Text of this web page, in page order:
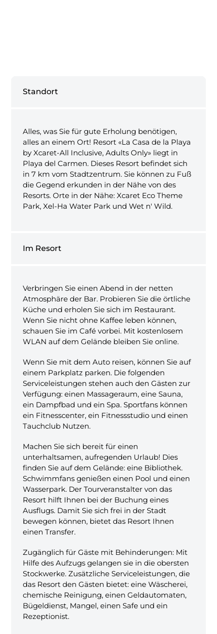
Standort
Alles, was Sie für gute Erholung benötigen,
alles an einem Ort! Resort «La Casa de la Playa
by Xcaret-All Inclusive, Adults Only» liegt in
Playa del Carmen. Dieses Resort befindet sich
in 7 km vom Stadtzentrum. Sie können zu Fuß
die Gegend erkunden in der Nähe von des
Resorts. Orte in der Nähe: Xcaret Eco Theme
Park, Xel-Ha Water Park und Wet n' Wild.
Im Resort
Verbringen Sie einen Abend in der netten
Atmosphäre der Bar. Probieren Sie die örtliche
Küche und erholen Sie sich im Restaurant.
Wenn Sie nicht ohne Kaffee leben können,
schauen Sie im Café vorbei. Mit kostenlosem
WLAN auf dem Gelände bleiben Sie online.
Wenn Sie mit dem Auto reisen, können Sie auf
einem Parkplatz parken. Die folgenden
Serviceleistungen stehen auch den Gästen zur
Verfügung: einen Massageraum, eine Sauna,
ein Dampfbad und ein Spa. Sportfans können
ein Fitnesscenter, ein Fitnessstudio und einen
Tauchclub Nutzen.
Machen Sie sich bereit für einen
unterhaltsamen, aufregenden Urlaub! Dies
finden Sie auf dem Gelände: eine Bibliothek.
Schwimmfans genießen einen Pool und einen
Wasserpark. Der Tourveranstalter von das
Resort hilft Ihnen bei der Buchung eines
Ausflugs. Damit Sie sich frei in der Stadt
bewegen können, bietet das Resort Ihnen
einen Transfer.
Zugänglich für Gäste mit Behinderungen: Mit
Hilfe des Aufzugs gelangen sie in die obersten
Stockwerke. Zusätzliche Serviceleistungen, die
das Resort den Gästen bietet: eine Wäscherei,
chemische Reinigung, einen Geldautomaten,
Bügeldienst, Mangel, einen Safe und ein
Rezeptionist.